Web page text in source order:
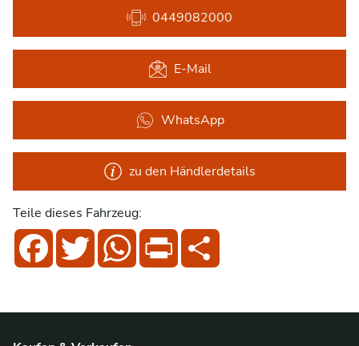
0449082000
E-Mail
WhatsApp
zu den Händlerdetails
Teile dieses Fahrzeug:
FacebookTwitterWhatsAppPrint